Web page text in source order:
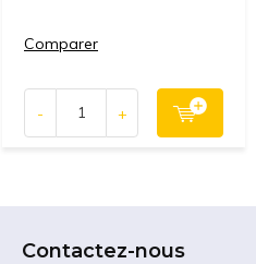
Comparer
- +
Contactez-nous